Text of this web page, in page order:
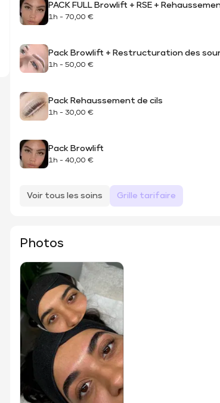
PACK FULL Browlift + RSE +
1h - 70,00 €
Pack Browlift + Restructuration des
1h - 50,00 €
Pack Rehaussement de cils
1h - 30,00 €
Pack Browlift
1h - 40,00 €
Voir tous les soins Grille tarifaire
Photos